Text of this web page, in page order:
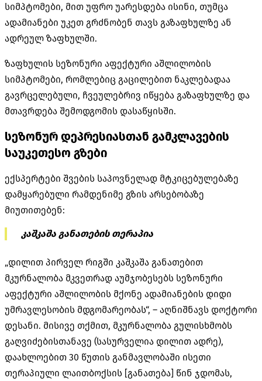
სიმპტომები, მით უფრო უარესდება ისინი, თუმცა
ადამიანები უკეთ გრძნობენ თავს გაზაფხულზე ან
ადრეულ ზაფხულში.
ზაფხულის სეზონური აფექტური აშლილობის
სიმპტომები, რომლებიც გაცილებით ნაკლებადაა
გავრცელებული, ჩვეულებრივ იწყება გაზაფხულზე და
მთავრდება შემოდგომის დასაწყისში.
სეზონურ დეპრესიასთან გამკლავების
საუკეთესო გზები
ექსპერტები შვების საპოვნელად მტკიცებულებაზე
დამყარებული რამდენიმე გზის არსებობაზე
მიუთითებენ:
კაშკაშა განათების თერაპია
„დილით პირველ რიგში კაშკაშა განათებით
მკურნალობა მკვეთრად აუმჯობესებს სეზონური
აფექტური აშლილობის მქონე ადამიანების დიდი
უმრავლესობის მდგომარეობას“, – აღნიშნავს დოქტორი
დესანი. მისივე თქმით, მკურნალობა გულისხმობს
გაღვიძებისთანავე (სასურველია დილით ადრე),
დაახლოებით 30 წუთის განმავლობაში ისეთი
თერაპიული ლაითბოქსის [განათება] წინ ჯდომას,